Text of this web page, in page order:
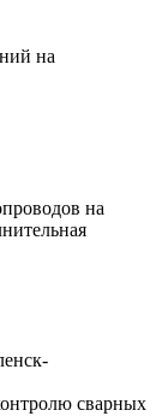
на
на
сварных